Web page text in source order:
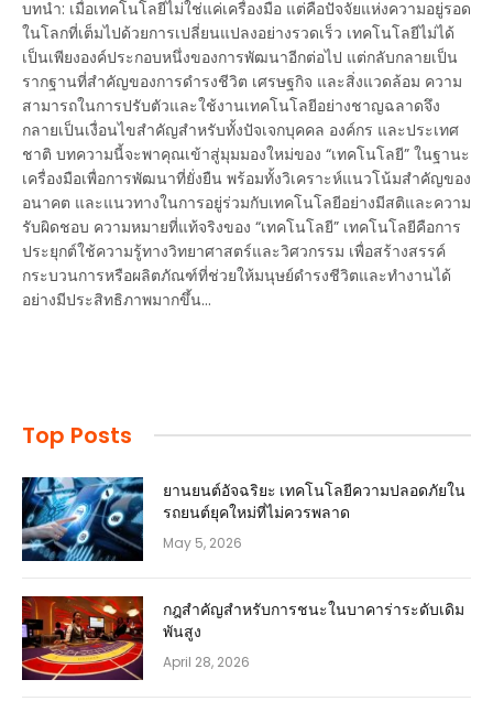
บทนำ: เมื่อเทคโนโลยีไม่ใช่แค่เครื่องมือ แต่คือปัจจัยแห่งความอยู่รอด
ในโลกที่เต็มไปด้วยการเปลี่ยนแปลงอย่างรวดเร็ว เทคโนโลยีไม่ได้
เป็นเพียงองค์ประกอบหนึ่งของการพัฒนาอีกต่อไป แต่กลับกลายเป็น
รากฐานที่สำคัญของการดำรงชีวิต เศรษฐกิจ และสิ่งแวดล้อม ความ
สามารถในการปรับตัวและใช้งานเทคโนโลยีอย่างชาญฉลาดจึง
กลายเป็นเงื่อนไขสำคัญสำหรับทั้งปัจเจกบุคคล องค์กร และประเทศ
ชาติ บทความนี้จะพาคุณเข้าสู่มุมมองใหม่ของ “เทคโนโลยี” ในฐานะ
เครื่องมือเพื่อการพัฒนาที่ยั่งยืน พร้อมทั้งวิเคราะห์แนวโน้มสำคัญของ
อนาคต และแนวทางในการอยู่ร่วมกับเทคโนโลยีอย่างมีสติและความ
รับผิดชอบ ความหมายที่แท้จริงของ “เทคโนโลยี” เทคโนโลยีคือการ
ประยุกต์ใช้ความรู้ทางวิทยาศาสตร์และวิศวกรรม เพื่อสร้างสรรค์
กระบวนการหรือผลิตภัณฑ์ที่ช่วยให้มนุษย์ดำรงชีวิตและทำงานได้
อย่างมีประสิทธิภาพมากขึ้น…
Top Posts
ยานยนต์อัจฉริยะ เทคโนโลยีความปลอดภัยใน
รถยนต์ยุคใหม่ที่ไม่ควรพลาด
May 5, 2026
กฎสำคัญสำหรับการชนะในบาคาร่าระดับเดิม
พันสูง
April 28, 2026